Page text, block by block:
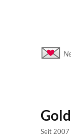
Seit 2007